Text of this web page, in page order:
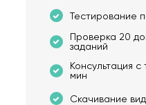
Тестирование
Проверка 20
заданий
Консультация
мин
Скачивание